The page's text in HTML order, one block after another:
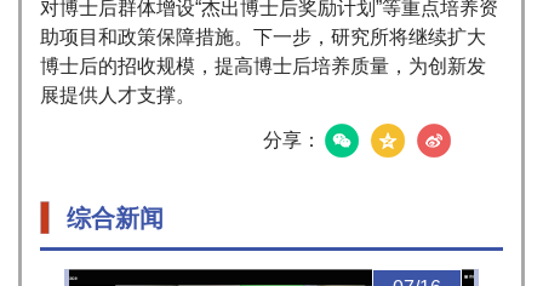
对博士后群体增设“杰出博士后奖励计划”等重点培养资
助项目和政策保障措施。下一步，研究所将继续扩大
博士后的招收规模，提高博士后培养质量，为创新发
展提供人才支撑。
分享：
综合新闻